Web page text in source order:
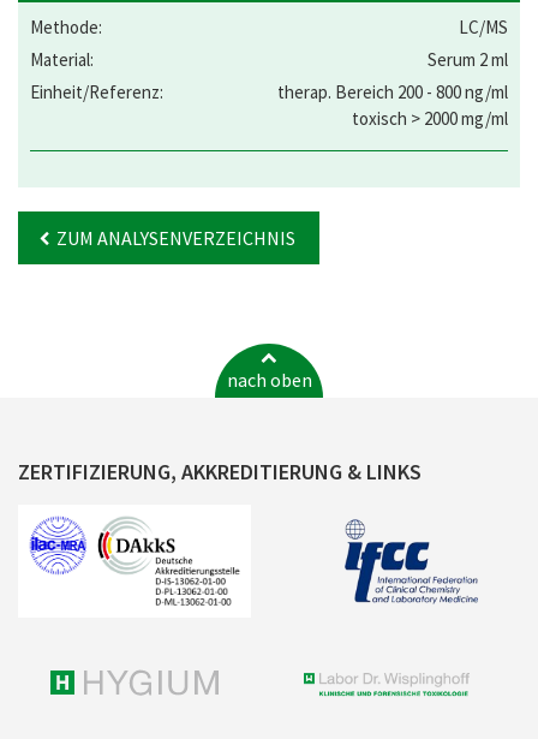
LC/MS
Serum 2 ml
therap. Bereich 200 - 800 ng/ml
toxisch > 2000 mg/ml
ZUM ANALYSENVERZEICHNIS
nach oben
ZERTIFIZIERUNG, AKKREDITIERUNG & LINKS